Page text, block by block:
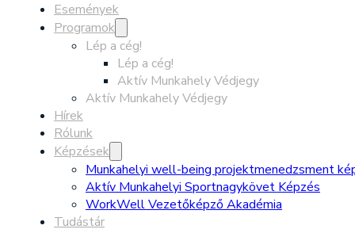
Események
Programok
Lép a cég!
Lép a cég!
Aktív Munkahely Védjegy
Aktív Munkahely Védjegy
Hírek
Rólunk
Képzések
Munkahelyi well-being projektmenedzsment
Aktív Munkahelyi Sportnagykövet Képzés
WorkWell Vezetőképző Akadémia
Tudástár